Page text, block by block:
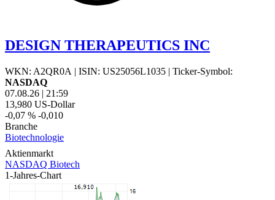
DESIGN THERAPEUTICS INC
WKN: A2QR0A | ISIN: US25056L1035 | Ticker-Symbol:
NASDAQ
07.08.26 | 21:59
13,980 US-Dollar
-0,07 % -0,010
Branche
Biotechnologie
Aktienmarkt
NASDAQ Biotech
1-Jahres-Chart